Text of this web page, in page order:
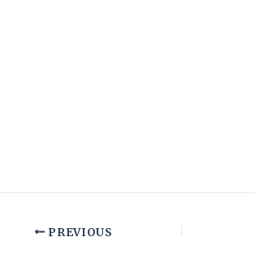
PREVIOUS